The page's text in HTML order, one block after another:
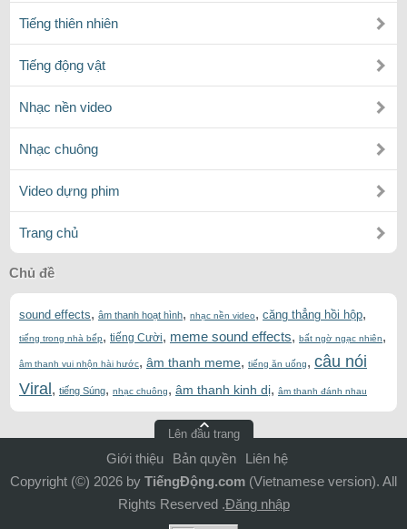
Tiếng thiên nhiên
Tiếng động vật
Nhạc nền video
Nhạc chuông
Video dựng phim
Trang chủ
Chủ đề
sound effects, âm thanh hoạt hình, nhạc nền video, căng thẳng hồi hộp,
tiếng trong nhà bếp, tiếng Cười, meme sound effects, bất ngờ ngạc nhiên,
âm thanh vui nhộn hài hước, âm thanh meme, tiếng ăn uống, câu nói
Viral , tiếng Súng, nhạc chuông, âm thanh kinh dị, âm thanh đánh nhau
Lên đầu trang
Giới thiệu Bản quyền
Liên hệ
Copyright (©) 2026 by TiếngĐộng.com (Vietnamese version). All
Rights Reserved .Đăng nhập